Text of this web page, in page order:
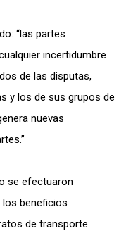
“las partes
incertidumbre
de las disputas,
y los de sus grupos de
nuevas
se efectuaron
beneficios
de transporte